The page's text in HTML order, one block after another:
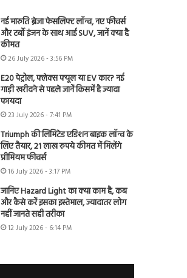
नई मारुति ब्रेजा फेसलिफ्ट लॉन्च, नए फीचर्स
और टर्बो इंजन के साथ आई SUV, जानें क्या है
कीमत
26 July 2026 - 3:56 PM
E20 पेट्रोल, फ्लेक्स फ्यूल या EV कार? नई
गाड़ी खरीदने से पहले जानें किसमें है ज्यादा
फायदा
23 July 2026 - 7:41 PM
Triumph की लिमिटेड एडिशन बाइक लॉन्च के
लिए तैयार, 21 लाख रुपये कीमत में मिलेंगे
प्रीमियम फीचर्स
16 July 2026 - 3:17 PM
जानिए Hazard Light का क्या काम है, कब
और कैसे करें इसका इस्तेमाल, ज्यादातर लोग
नहीं जानते सही तरीका
12 July 2026 - 6:14 PM